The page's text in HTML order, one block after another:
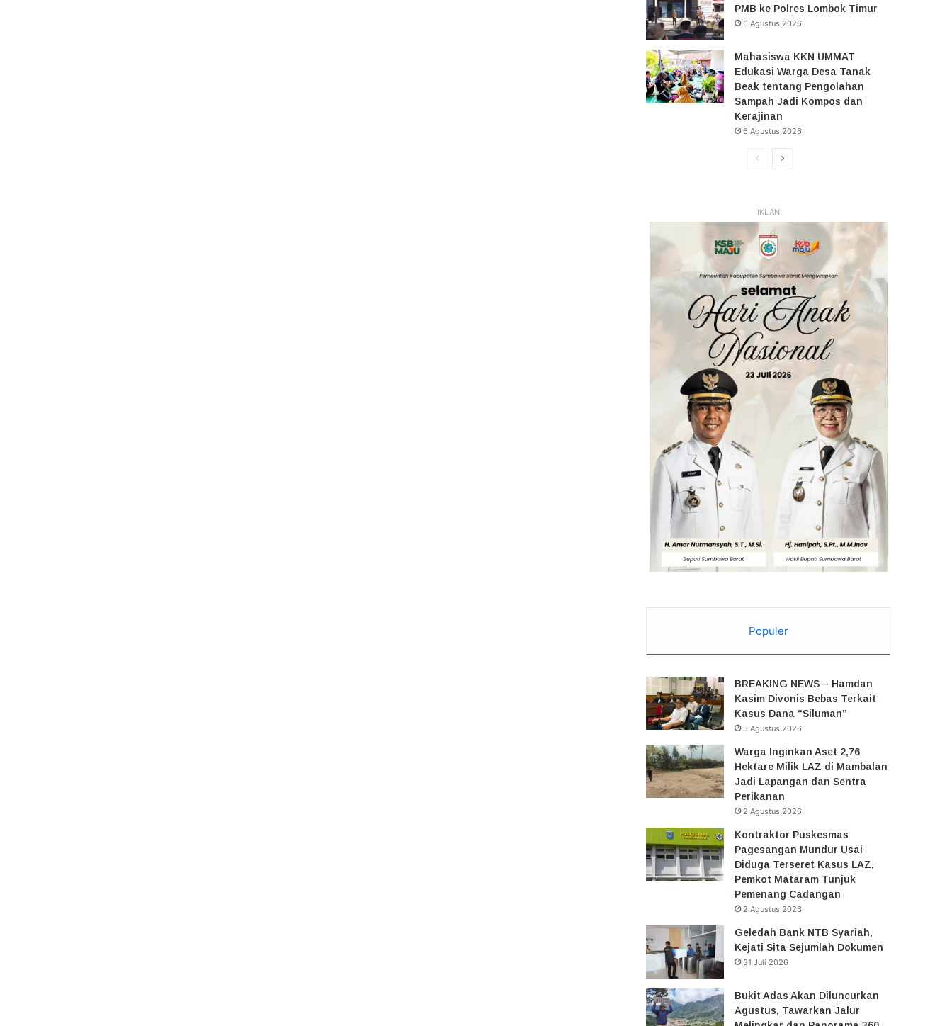
PMB ke Polres Lombok Timur
6 Agustus 2026
Mahasiswa KKN UMMAT
Edukasi Warga Desa Tanak
Beak tentang Pengolahan
Sampah Jadi Kompos dan
Kerajinan
6 Agustus 2026
HalamanHalaman
IKLAN
Populer
BREAKING NEWS – Hamdan
Kasim Divonis Bebas Terkait
Kasus Dana “Siluman”
5 Agustus 2026
Warga Inginkan Aset 2,76
Hektare Milik LAZ di Mambalan
Jadi Lapangan dan Sentra
Perikanan
2 Agustus 2026
Kontraktor Puskesmas
Pagesangan Mundur Usai
Diduga Terseret Kasus LAZ,
Pemkot Mataram Tunjuk
Pemenang Cadangan
2 Agustus 2026
Geledah Bank NTB Syariah,
Kejati Sita Sejumlah Dokumen
31 Juli 2026
Bukit Adas Akan Diluncurkan
Agustus, Tawarkan Jalur